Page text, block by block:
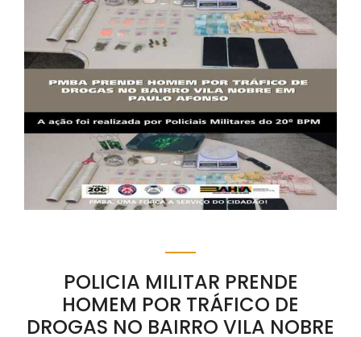
POLICIA MILITAR PRENDE
HOMEM POR TRÁFICO DE
DROGAS NO BAIRRO VILA NOBRE